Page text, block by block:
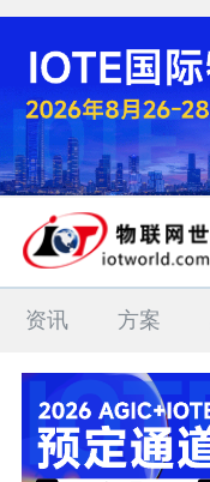
资讯 方案